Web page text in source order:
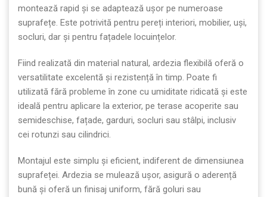
montează rapid și se adaptează ușor pe numeroase
suprafețe. Este potrivită pentru pereți interiori, mobilier, uși,
socluri, dar și pentru fațadele locuințelor.
Fiind realizată din material natural, ardezia flexibilă oferă o
versatilitate excelentă și rezistență în timp. Poate fi
utilizată fără probleme în zone cu umiditate ridicată și este
ideală pentru aplicare la exterior, pe terase acoperite sau
semideschise, fațade, garduri, socluri sau stâlpi, inclusiv
cei rotunzi sau cilindrici.
Montajul este simplu și eficient, indiferent de dimensiunea
suprafeței. Ardezia se mulează ușor, asigură o aderență
bună și oferă un finisaj uniform, fără goluri sau